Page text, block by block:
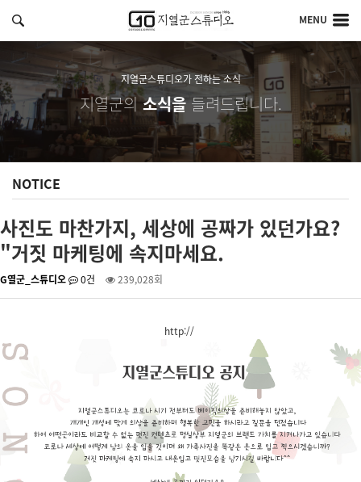
MENU
지열군스튜디오가 전하는 소식
지열군의소식을들려드립니다.
NOTICE
사진도 마찬가지, 세상에 공짜가 있던가요?
"거짓 마케팅에 속지마세요.
G열군_스튜디오 0건 239,028회
http://